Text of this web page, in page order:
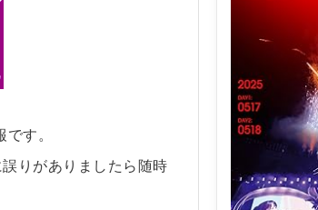
す。
りがありましたら随時